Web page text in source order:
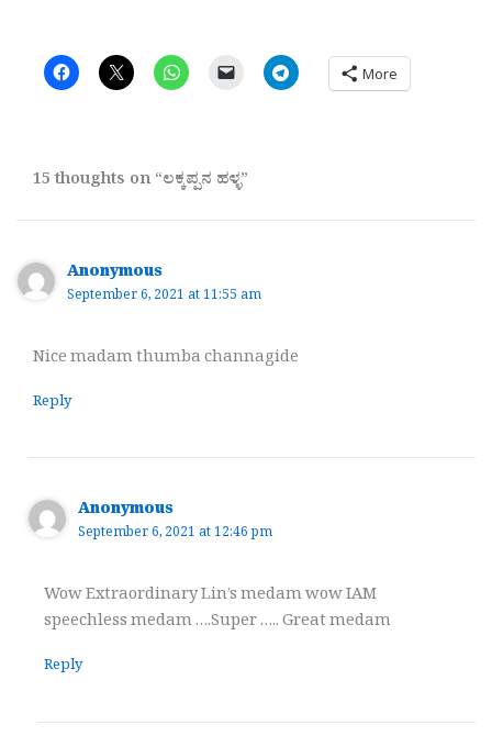
More
15 thoughts on “ಲಕ್ಕಪ್ಪನ ಹಳ್ಳ”
Anonymous
September 6, 2021 at 11:55 am
Nice madam thumba channagide
Reply
Anonymous
September 6, 2021 at 12:46 pm
Wow Extraordinary Lin’s medam wow IAM
speechless medam ….Super ….. Great medam
Reply